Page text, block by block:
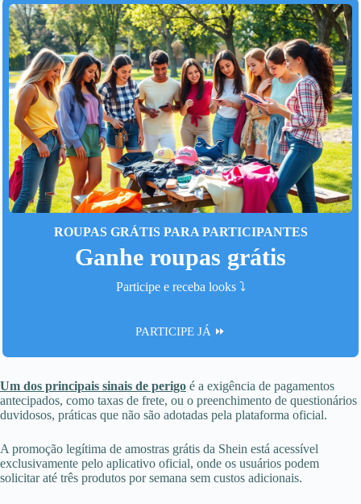
ROUPAS GRÁTIS PARA PARTICIPANTES
Ganhe roupas grátis
Participe e receba looks ⤵️
PARTICIPE JÁ ⏩
Um dos principais sinais de perigo é a exigência de pagamentos
antecipados, como taxas de frete, ou o preenchimento de questionários
duvidosos, práticas que não são adotadas pela plataforma oficial.
A promoção legítima de amostras grátis da Shein está acessível
exclusivamente pelo aplicativo oficial, onde os usuários podem
solicitar até três produtos por semana sem custos adicionais.